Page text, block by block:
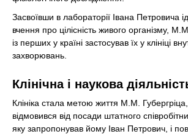
Засвоївши в лабораторії Івана Петровича
вчення про цілісність живого організму,
із перших у країні застосував їх у клініці
захворювань.
Клінічна і наукова
Клініка стала метою життя М.М.
відмовився від посади штатного
яку запропонував йому Іван Петрович, і